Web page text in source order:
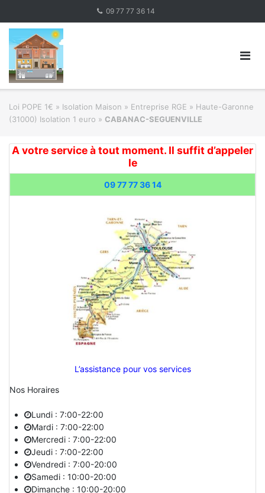
content
09 77 77 36 14
Loi POPE 1€ » Isolation Maison » Entreprise RGE » Haute-Garonne
(31000) Isolation 1 euro » CABANAC-SEGUENVILLE
A votre service à tout moment. Il suffit d’appeler
le
09 77 77 36 14
L’assistance pour vos services
Nos Horaires
Lundi : 7:00-22:00
Mardi : 7:00-22:00
Mercredi : 7:00-22:00
Jeudi : 7:00-22:00
Vendredi : 7:00-20:00
Samedi : 10:00-20:00
Dimanche : 10:00-20:00